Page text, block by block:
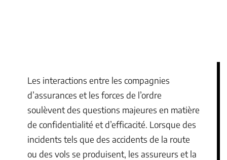
Les interactions entre les compagnies
d’assurances et les forces de l’ordre
soulèvent des questions majeures en matière
de confidentialité et d’efficacité. Lorsque des
incidents tels que des accidents de la route
ou des vols se produisent, les assureurs et la